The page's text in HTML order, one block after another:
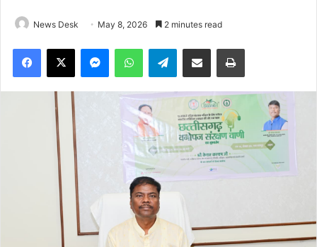
News Desk May 8, 2026 2 minutes read
Facebook
X MessengerWhatsAppTelegramShare via Email Print